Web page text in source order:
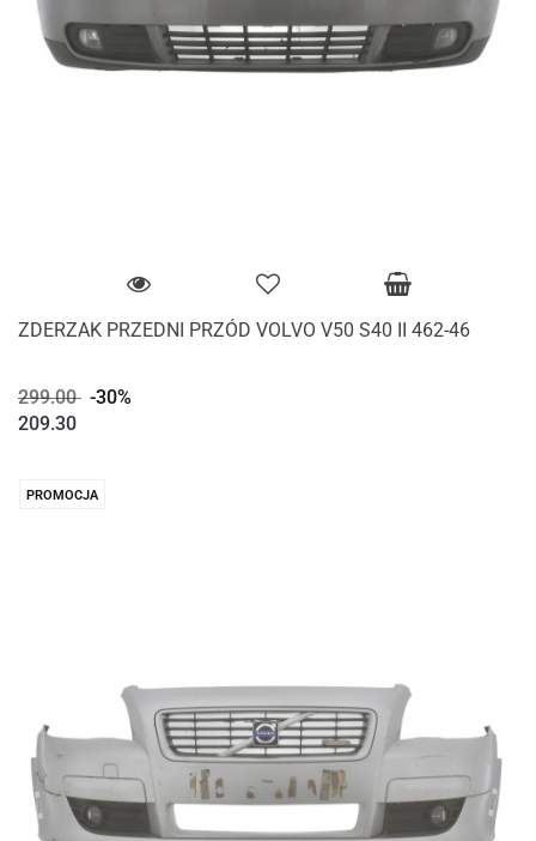
ZDERZAK PRZEDNI PRZÓD VOLVO V50 S40 II 462-46
299.00 -30%
209.30
PROMOCJA